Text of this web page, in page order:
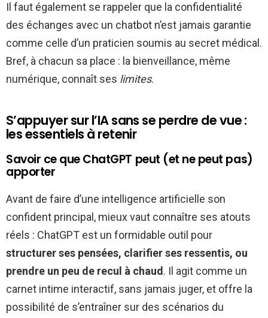
Il faut également se rappeler que la confidentialité
des échanges avec un chatbot n’est jamais garantie
comme celle d’un praticien soumis au secret médical.
Bref, à chacun sa place : la bienveillance, même
numérique, connaît ses limites.
S’appuyer sur l’IA sans se perdre de vue :
les essentiels à retenir
Savoir ce que ChatGPT peut (et ne peut pas)
apporter
Avant de faire d’une intelligence artificielle son
confident principal, mieux vaut connaître ses atouts
réels : ChatGPT est un formidable outil pour
structurer ses pensées, clarifier ses ressentis, ou
prendre un peu de recul à chaud . Il agit comme un
carnet intime interactif, sans jamais juger, et offre la
possibilité de s’entraîner sur des scénarios du